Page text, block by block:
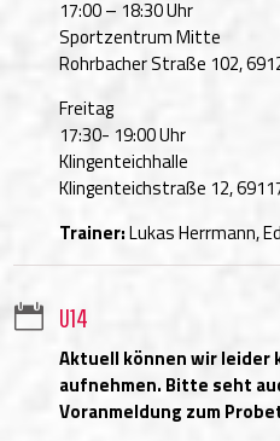
17:00 – 18:30 Uhr
Sportzentrum Mitte
Rohrbacher Straße 102,
Freitag
17:30- 19:00 Uhr
Klingenteichhalle
Klingenteichstraße 12,
Trainer:Lukas Herrmann,
 U14
Aktuell können wir leider
aufnehmen. Bitte seht
Voranmeldung zum